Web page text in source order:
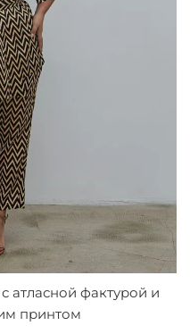
фактурой и
принтом